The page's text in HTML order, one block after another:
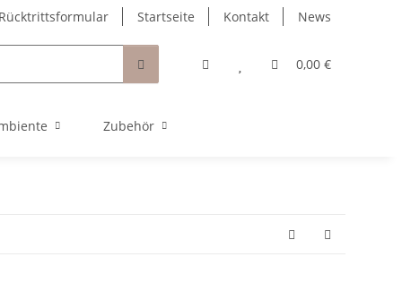
Rücktrittsformular Startseite Kontakt News
0,00 €
Zubehör